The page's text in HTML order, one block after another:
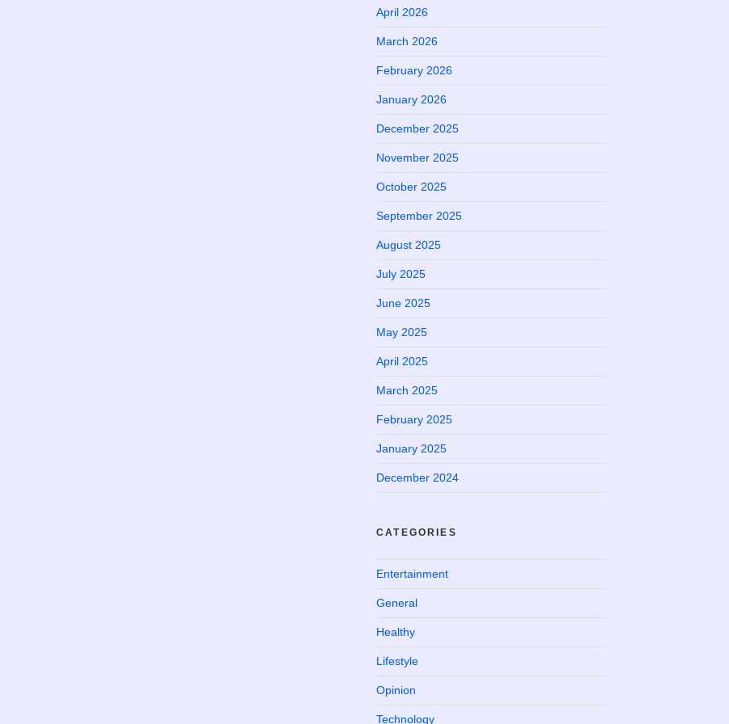
April 2026
March 2026
February 2026
January 2026
December 2025
November 2025
October 2025
September 2025
August 2025
July 2025
June 2025
May 2025
April 2025
March 2025
February 2025
January 2025
December 2024
CATEGORIES
Entertainment
General
Healthy
Lifestyle
Opinion
Technology